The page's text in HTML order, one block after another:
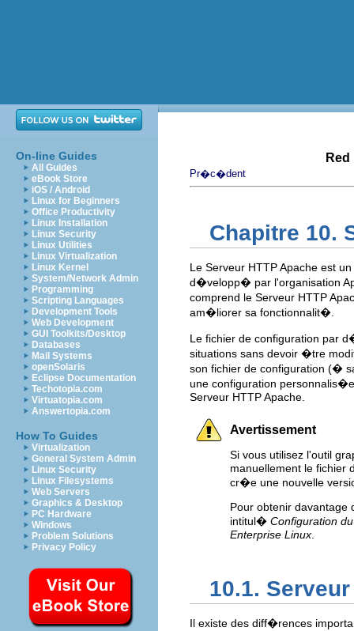
On-line Guides
All Guides
eBook Store
iOS / Android
Linux for Beginners
Office Productivity
Linux Installation
Linux Security
Linux Utilities
Linux Virtualization
Linux Kernel
System/Network Admin
Programming
Scripting Languages
Development Tools
Web Development
GUI Toolkits/Desktop
Databases
Mail Systems
openSolaris
Eclipse Documentation
Techotopia.com
Virtuatopia.com
Answertopia.com
How To Guides
Virtualization
General System Admin
Linux Security
Linux Filesystems
Web Servers
Graphics & Desktop
PC Hardware
Windows
Problem Solutions
Privacy Policy
Pr�c�dent
Chapitre 10.
Le Serveur HTTP Apache est
d�velopp� par l'organisation
comprend le Serveur HTTP
am�liorer sa fonctionnalit�.
Le fichier de configuration par
situations sans devoir �tre
son fichier de configuration (�
une configuration
Serveur HTTP Apache.
Avertissement
Si vous utilisez l'outil
manuellement le fichier
cr�e une nouvelle
Pour obtenir davantage
intitul� Configuration
Enterprise Linux
10.1.
Il existe des diff�rences